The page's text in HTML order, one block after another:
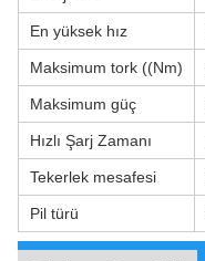
En yüksek hız
Maksimum tork ((Nm)
Maksimum güç
Hızlı Şarj Zamanı
Tekerlek mesafesi
Pil türü